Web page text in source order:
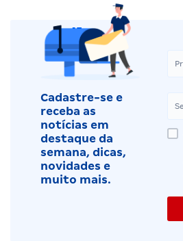
Cadastre-se e
receba as
notícias em
destaque da
semana, dicas,
novidades e
muito mais.